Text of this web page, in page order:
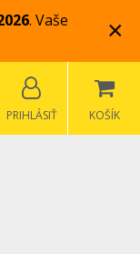
. Vaše
×
KOŠÍK
PRIHLÁSIŤ